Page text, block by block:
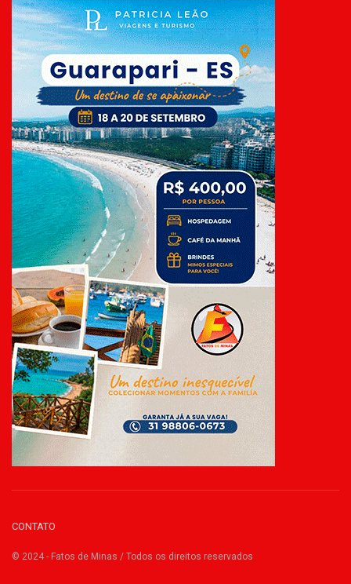
CONTATO
© 2024 - Fatos de Minas / Todos os direitos reservados